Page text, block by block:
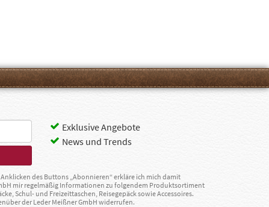
Exklusive Angebote
News und Trends
des Buttons „Abonnieren“ erkläre ich mich damit
mir regelmäßig Informationen zu folgendem Produktsortiment
Schul- und Freizeittaschen, Reisegepäck sowie Accessoires.
der Leder Meißner GmbH widerrufen.